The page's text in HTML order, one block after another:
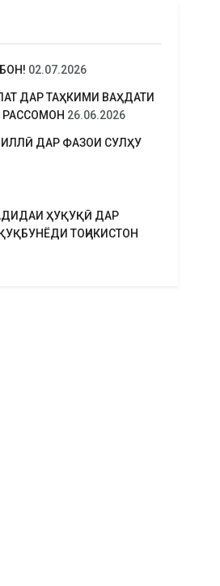
02.07.2026
ДАР ТАҲКИМИ ВАҲДАТИ
РАССОМОН 26.06.2026
ДАР ФАЗОИ СУЛҲУ
ҲУҚУҚӢ ДАР
ТОҶИКИСТОН